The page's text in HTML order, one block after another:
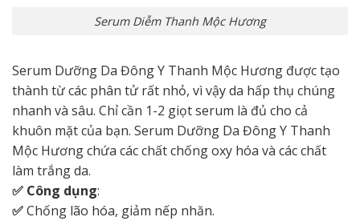
Serum Diễm Thanh Mộc Hương
Serum Dưỡng Da Đông Y Thanh Mộc Hương được tạo
thành từ các phân tử rất nhỏ, vì vậy da hấp thụ chúng
nhanh và sâu. Chỉ cần 1-2 giọt serum là đủ cho cả
khuôn mặt của bạn. Serum Dưỡng Da Đông Y Thanh
Mộc Hương chứa các chất chống oxy hóa và các chất
làm trắng da.
✅ Công dụng:
✅Chống lão hóa, giảm nếp nhăn.